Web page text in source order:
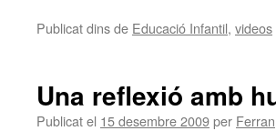
Publicat dins de Educació Infantil, videos
Una reflexió amb
Publicat el 15 desembre 2009per Ferran